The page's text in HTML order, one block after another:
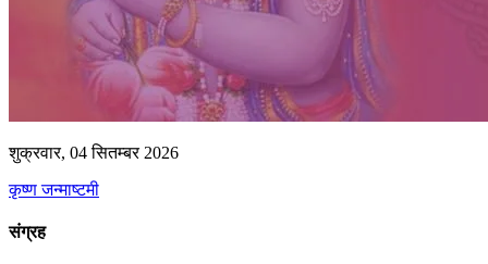
शुक्रवार, 04 सितम्बर 2026
कृष्ण जन्माष्टमी
संग्रह